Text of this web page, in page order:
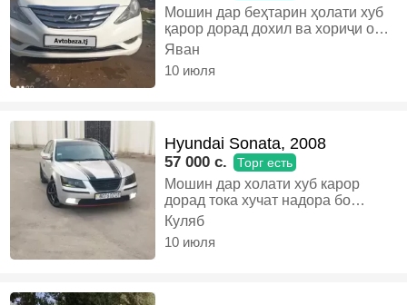
Мошин дар беҳтарин ҳолати хуб
қарор дорад дохил ва хориҷи он
тоза харидорӣ аниқ занг занед,
Яван
10 июля
Hyundai Sonata, 2008
57 000 c. Торг есть
Мошин дар холати хуб карор
дорад тока хучат надора бо
муомила дора, Газ, Автомат,
Седан
Куляб
10 июля